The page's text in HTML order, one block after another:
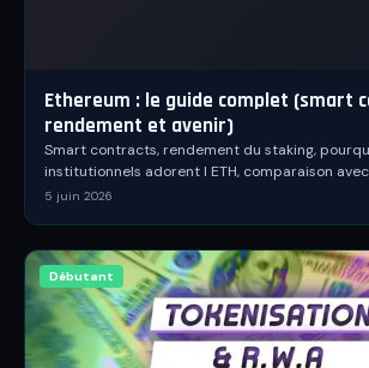
Ethereum : le guide complet (smart
rendement et avenir)
Smart contracts, rendement du staking,
institutionnels adorent l ETH, comparaison
complet d Ethereum, l ordinateur mondial.
5 juin 2026
Débutant